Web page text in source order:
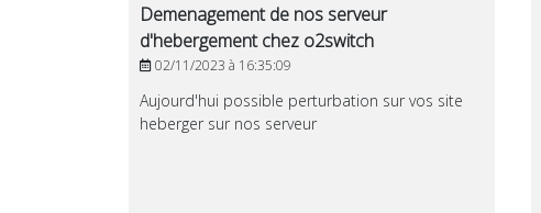
Demenagement de nos serveur
d'hebergement chez o2switch
02/11/2023 à 16:35:09
Aujourd'hui possible perturbation sur vos site
heberger sur nos serveur